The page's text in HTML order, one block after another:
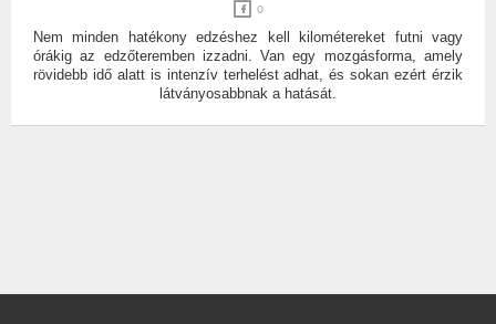
0
Nem minden hatékony edzéshez kell kilométereket futni vagy
órákig az edzőteremben izzadni. Van egy mozgásforma, amely
rövidebb idő alatt is intenzív terhelést adhat, és sokan ezért érzik
látványosabbnak a hatását.